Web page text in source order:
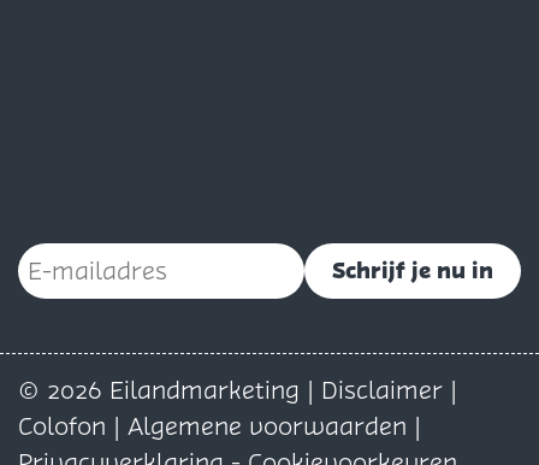
Schrijf je nu in
© 2026 Eilandmarketing | Disclaimer |
Colofon | Algemene voorwaarden |